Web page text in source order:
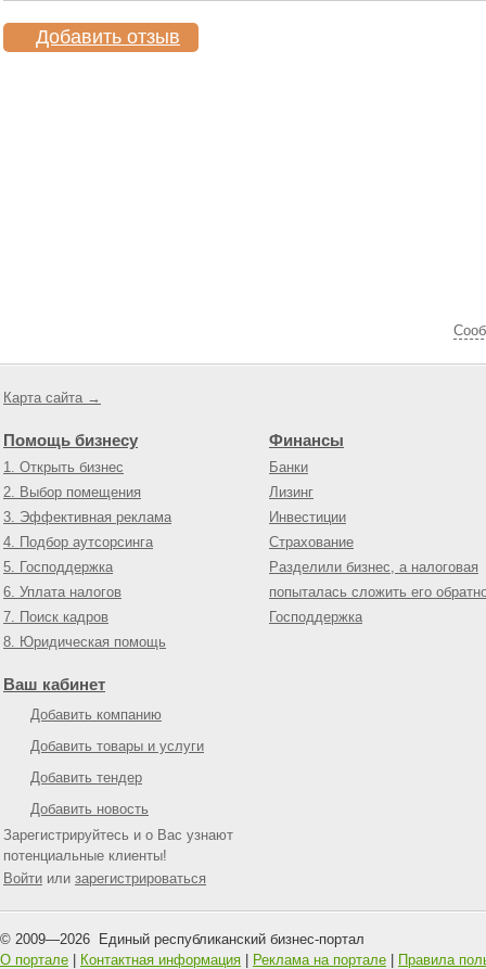
Добавить отзыв
Карта сайта →
Помощь бизнесу
1. Открыть бизнес
2. Выбор помещения
3. Эффективная реклама
4. Подбор аутсорсинга
5. Господдержка
6. Уплата налогов
7. Поиск кадров
8. Юридическая помощь
Финансы
Банки
Лизинг
Инвестиции
Страхование
Разделили бизнес, а налоговая
попыталась сложить его
Господдержка
Ваш кабинет
Добавить компанию
Добавить товары и услуги
Добавить тендер
Добавить новость
Зарегистрируйтесь и о Вас узнают
потенциальные клиенты!
Войти или зарегистрироваться
© 2009—2026 Единый республиканский бизнес-портал
О портале
Контактная информация Реклама на портале Правила